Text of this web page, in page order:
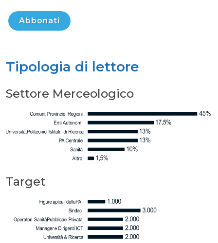
Abbonati
Tipologia di lettore
Settore Merceologico
Target